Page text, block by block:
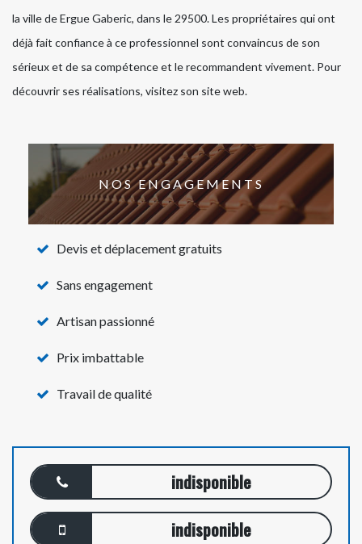
la ville de Ergue Gaberic, dans le 29500. Les propriétaires qui ont
déjà fait confiance à ce professionnel sont convaincus de son
sérieux et de sa compétence et le recommandent vivement. Pour
découvrir ses réalisations, visitez son site web.
NOS ENGAGEMENTS
Devis et déplacement gratuits
Sans engagement
Artisan passionné
Prix imbattable
Travail de qualité
indisponible
indisponible